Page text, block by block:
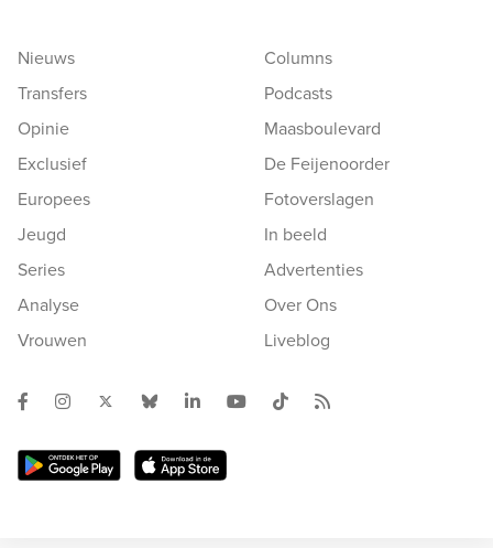
Nieuws
Transfers
Opinie
Exclusief
Europees
Jeugd
Series
Analyse
Vrouwen
Columns
Podcasts
Maasboulevard
De Feijenoorder
Fotoverslagen
In beeld
Advertenties
Over Ons
Liveblog